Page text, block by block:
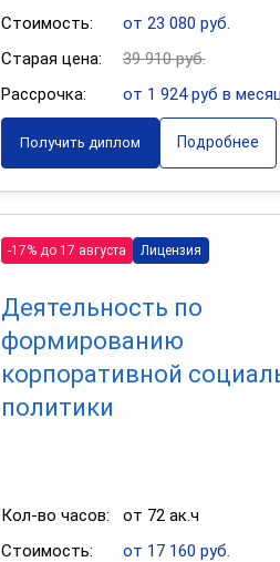
Стоимость:
от 23 080 руб.
Старая цена:
39 910 руб.
Рассрочка:
от 1 924 руб в
Получить диплом Подробнее
-17% до 17 августа Лицензия
Деятельность по
формированию
корпоративной
политики
Кол-во часов:
от 72 ак.ч
Стоимость:
от 17 160 руб.